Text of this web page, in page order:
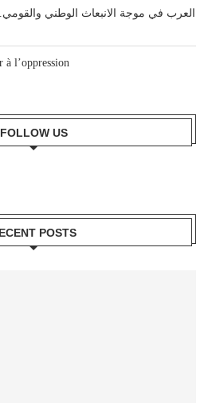
العرب في موجة الانبعاث الوطني
à l’oppression
FOLLOW US
POSTS